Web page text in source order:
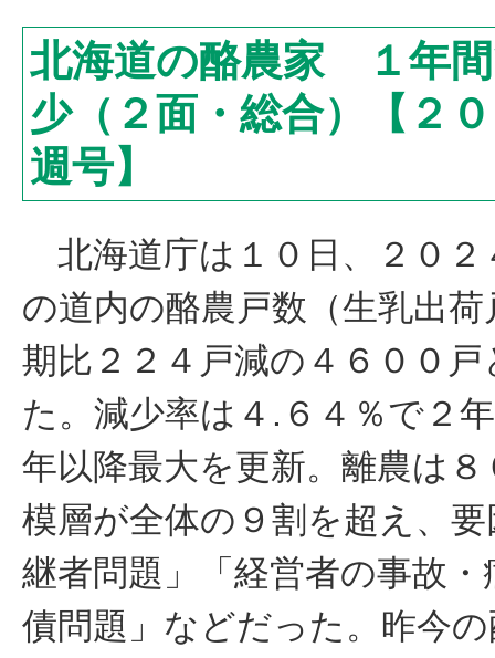
北海道の酪農家 １年
少（２面・総合）【２
週号】
北海道庁は１０日、２０２
の道内の酪農戸数（生乳出
期比２２４戸減の４６００
た。減少率は４.６４％で２
年以降最大を更新。離農は
模層が全体の９割を超え、
継者問題」「経営者の事故
債問題」などだった。昨今